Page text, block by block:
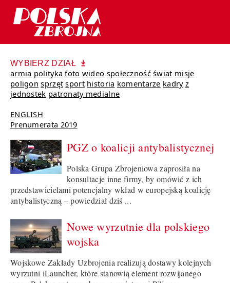
WYBIERZ DZIAŁ
armia polityka foto wideo społeczność świat misje
poligon sprzęt sport historia komentarze kadry z
jednostek patronaty medialne
ENGLISH
Prenumerata 2019
PGZ o koalicji antybalistycznej
Polska Grupa Zbrojeniowa zaprosiła na
konsultacje inne firmy, by omówić z ich
przedstawicielami potencjalny wkład w europejską koalicję
antybalistyczną – powiedział dziś ...
Nowe wyrzutnie dla polskiego
wojska
Wojskowe Zakłady Uzbrojenia realizują dostawy kolejnych
wyrzutni iLauncher, które stanowią element rozwijanego